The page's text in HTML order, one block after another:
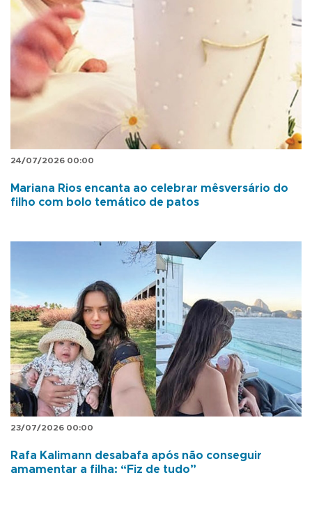
24/07/2026 00:00
Mariana Rios encanta ao celebrar mêsversário do
filho com bolo temático de patos
23/07/2026 00:00
Rafa Kalimann desabafa após não conseguir
amamentar a filha: “Fiz de tudo”